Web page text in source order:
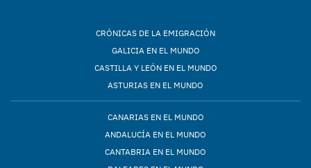
CRÓNICAS DE LA EMIGRACIÓN
GALICIA EN EL MUNDO
CASTILLA Y LEÓN EN EL MUNDO
ASTURIAS EN EL MUNDO
CANARIAS EN EL MUNDO
ANDALUCÍA EN EL MUNDO
CANTABRIA EN EL MUNDO